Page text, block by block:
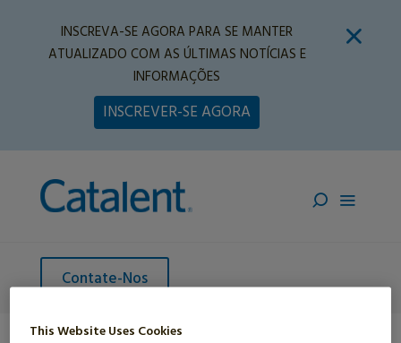
INSCREVA-SE AGORA PARA SE MANTER
ATUALIZADO COM AS ÚLTIMAS NOTÍCIAS E
INFORMAÇÕES
INSCREVER-SE AGORA
Contate-Nos
This Website Uses Cookies